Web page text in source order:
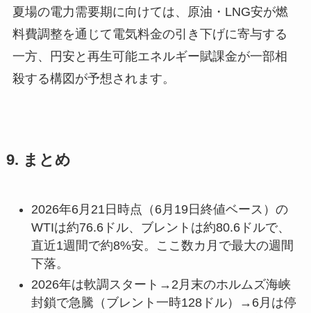
夏場の電力需要期に向けては、原油・LNG安が燃
料費調整を通じて電気料金の引き下げに寄与する
一方、円安と再生可能エネルギー賦課金が一部相
殺する構図が予想されます。
9. まとめ
2026年6月21日時点（6月19日終値ベース）の
WTIは約76.6ドル、ブレントは約80.6ドルで、
直近1週間で約8%安。ここ数カ月で最大の週間
下落。
2026年は軟調スタート→2月末のホルムズ海峡
封鎖で急騰（ブレント一時128ドル）→6月は停